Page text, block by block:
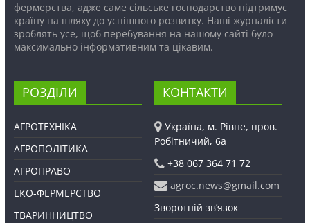
фермерства, адже саме сільське господарство підтримує
країну на шляху до успішного розвитку. Наші журналісти
зроблять усе, щоб перебування на нашому сайті було
максимально інформативним та цікавим.
РОЗДІЛИ
АГРОТЕХНІКА
АГРОПОЛІТИКА
АГРОПРАВО
ЕКО-ФЕРМЕРСТВО
ТВАРИННИЦТВО
КОНТАКТИ
Україна, м. Рівне, пров.
Робітничий, 6а
+38 067 364 71 72
agroc.news@gmail.com
Зворотній зв’язок